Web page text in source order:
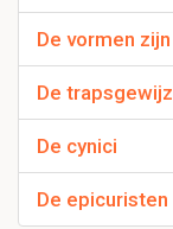
De vormen
De
De cynici
De epicuristen